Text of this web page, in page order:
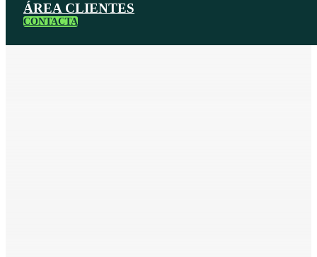
ÁREA CLIENTES
CONTACTA